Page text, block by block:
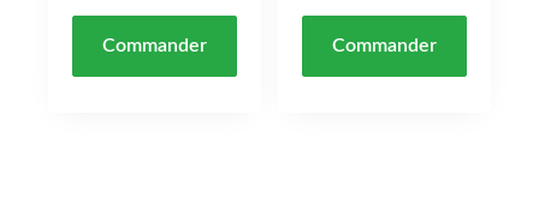
Commander Commander